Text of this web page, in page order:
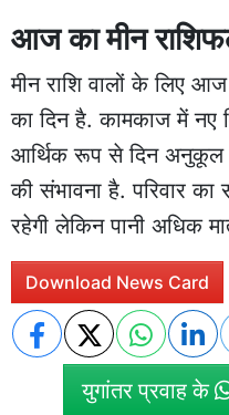
आज का मीन
मीन राशि वालों के लिए
का दिन है. कामकाज में नए
आर्थिक रूप से दिन अनुकूल
की संभावना है. परिवार का
रहेगी लेकिन पानी अधिक
Download News Card
युगांतर प्रवाह के